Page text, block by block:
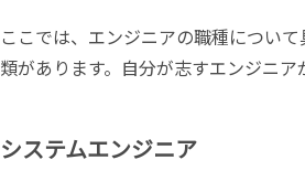
ここでは、エンジニアの職種につい
類があります。自分が志すエンジニ
システムエンジニア